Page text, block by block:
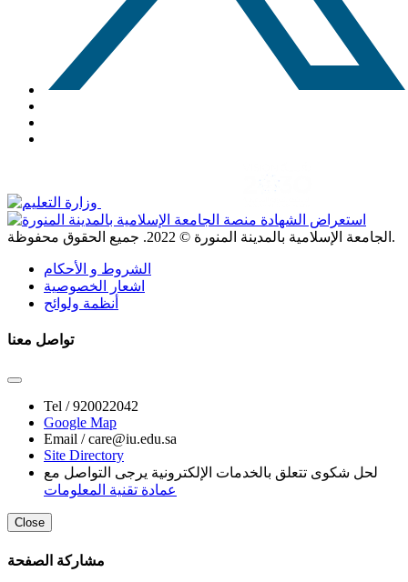
الجامعة الإسلامية بالمدينة المنورة © 2022 . جميع الحقوق محفوظة.
الشروط و الأحكام
اشعار الخصوصية
أنظمة ولوائح
تواصل معنا
Tel /920022042
Google Map
Email /care@iu.edu.sa
Site Directory
لحل شكوى تتعلق بالخدمات الإلكترونية يرجى التواصل مع
عمادة تقنية المعلومات
Close
مشاركة الصفحة